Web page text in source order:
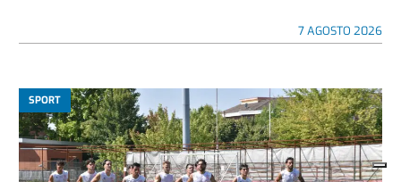
7 AGOSTO 2026
SPORT